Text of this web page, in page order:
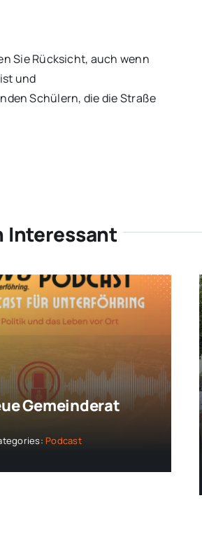
Sie Rücksicht, auch wenn
und
Schülern, die die Straße
Interessant
Gemeinderat
Podcast